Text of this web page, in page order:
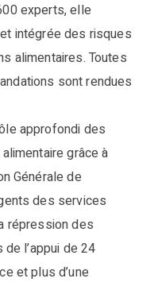
experts, elle
intégrée des risques
alimentaires. Toutes
sont rendues
approfondi des
grâce à
Générale de
des services
répression des
l’appui de 24
et plus d’une